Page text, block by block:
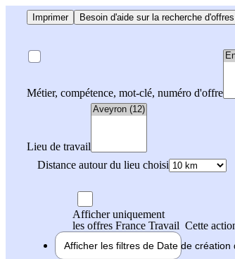
Imprimer Besoin d'aide sur la recherche
Métier, compétence, mot-clé, numéro d'offre
Lieu de travail
Distance autour du lieu choisi
Afficher uniquement
les offres France Travail Cette
Afficher les filtres de Date de création